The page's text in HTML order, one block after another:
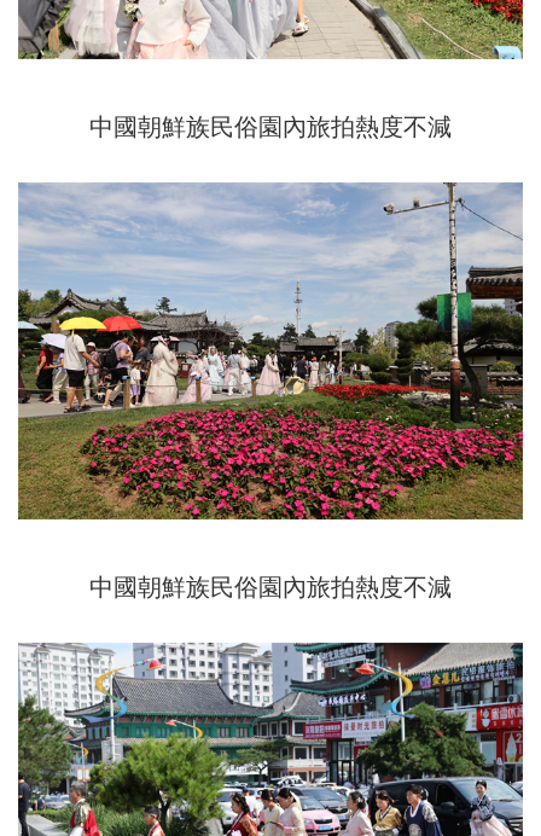
中國朝鮮族民俗園內旅拍熱度不減
中國朝鮮族民俗園內旅拍熱度不減